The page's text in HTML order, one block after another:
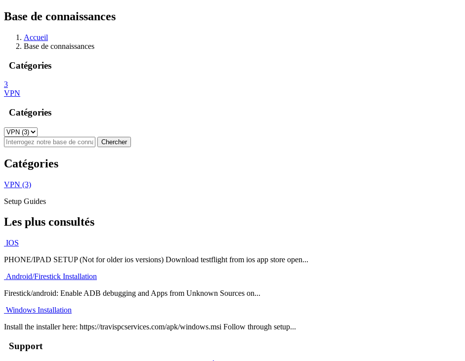
Base de connaissances
Accueil
Base de connaissances
Catégories
3
VPN
Catégories
Catégories
VPN (3)
Setup Guides
Les plus consultés
IOS
PHONE/IPAD SETUP (Not for older ios versions) Download testflight from ios app store open...
Android/Firestick Installation
Firestick/android: Enable ADB debugging and Apps from Unknown Sources on...
Windows Installation
Install the installer here: https://travispcservices.com/apk/windows.msi Follow through setup...
Support